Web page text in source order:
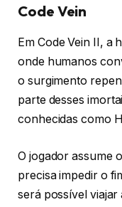
Code Vein
Em Code Vein II, a
onde humanos
o surgimento
parte desses
conhecidas como
O jogador assume
precisa impedir o
será possível viajar